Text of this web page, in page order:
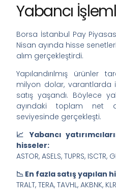
Yabancı
Borsa İstanbul Pay
Nisan ayında hisse
alım gerçekleştirdi.
Yapılandırılmış ürünler
milyon dolar, varantlarda
satış yaşandı. Böylece
ayındaki toplam net
seviyesinde gerçekleşti.
📈 Yabancı
hisseler:
ASTOR, ASELS, TUPRS, ISCTR,
📉 En fazla satış yapılan
TRALT, TERA, TAVHL, AKBNK,